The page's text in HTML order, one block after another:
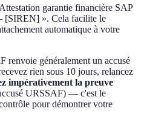
garantie financière SAP
». Cela facilite le
automatique à votre
renvoie généralement un accusé
rien sous 10 jours, relancez
impérativement la preuve
URSSAF) — c'est le
pour démontrer votre